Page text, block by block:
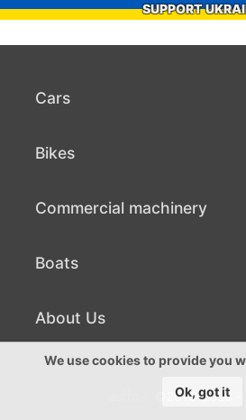
SUPPORT
Cars
Bikes
Commercial machinery
Boats
Boat Sale
About Us
About Us
©2016-2026 -
We use cookies to provide you
Ok, got it